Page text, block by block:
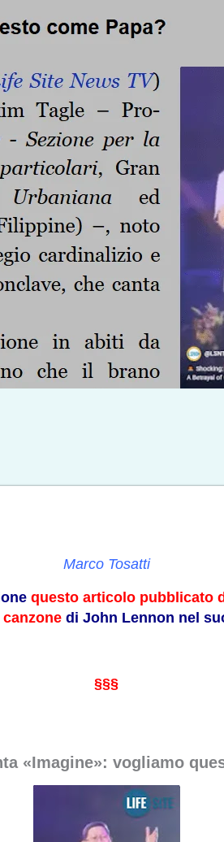
Marco Tosatti
questo articolo pubblicato
di John Lennon nel
§§§
«Imagine»: vogliamo